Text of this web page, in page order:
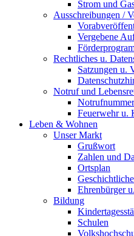
Strom und
Ausschreibungen /
Vergebene
Rechtliches u.
Satzungen u.
Notruf und
Feuerwehr u.
Leben & Wohnen
Unser Markt
Grußwort
Zahlen und
Ortsplan
Ehrenbürger
Bildung
Schulen